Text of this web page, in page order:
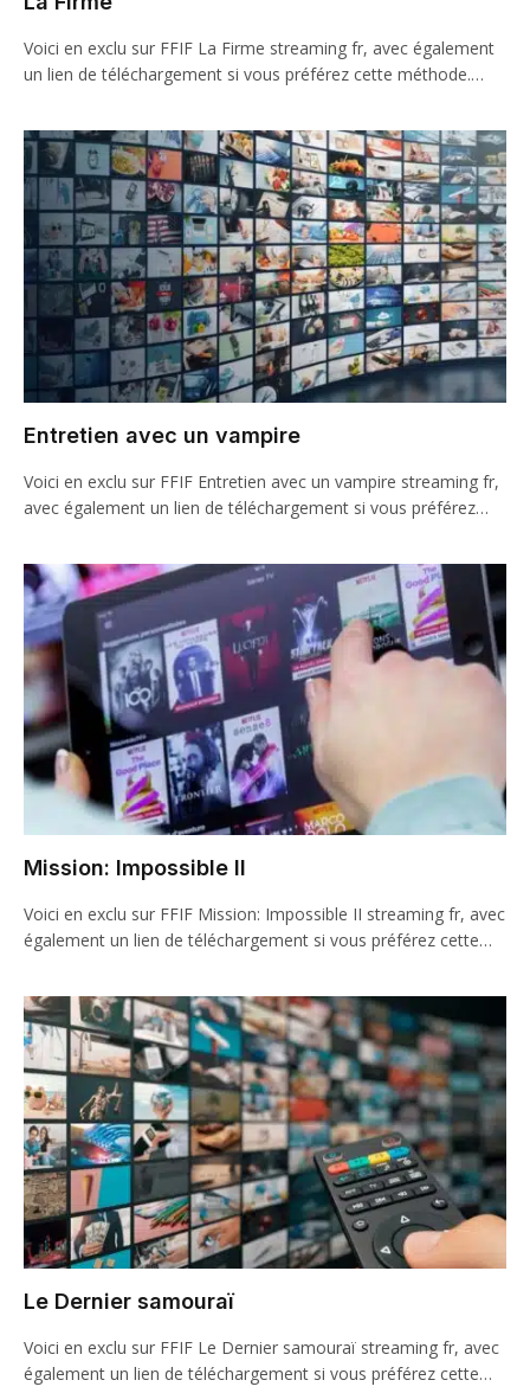
Voici en exclu sur FFIF La Firme streaming fr, avec également
un lien de téléchargement si vous préférez cette méthode.…
Entretien avec un vampire
Voici en exclu sur FFIF Entretien avec un vampire streaming fr,
avec également un lien de téléchargement si vous préférez…
Mission: Impossible II
Voici en exclu sur FFIF Mission: Impossible II streaming fr, avec
également un lien de téléchargement si vous préférez cette…
Le Dernier samouraï
Voici en exclu sur FFIF Le Dernier samouraï streaming fr, avec
également un lien de téléchargement si vous préférez cette…